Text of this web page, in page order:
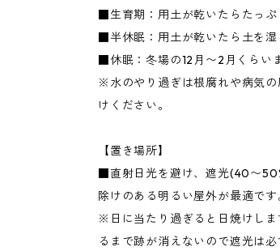
■生育期：用土が乾いたらたっぷ
■半休眠：用土が乾いたら土を湿
■休眠：冬場の12月〜2月くらい
※水のやり過ぎは根腐れや病気
けください。
【置き場所】
■直射日光を避け、遮光(40〜
除けのある明るい屋外が最適です
※日に当たり過ぎると日焼けし
るまで跡が消えないので遮光は